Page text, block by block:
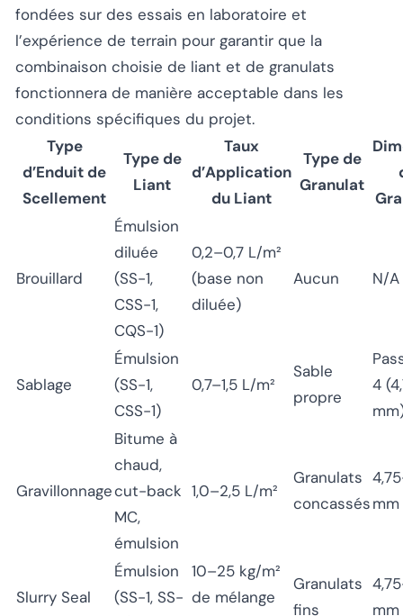
fondées sur des essais en laboratoire et
l’expérience de terrain pour garantir que la
combinaison choisie de liant et de granulats
fonctionnera de manière acceptable dans les
conditions spécifiques du projet.
Type
d’Enduit de
Scellement
Type de
Liant
Taux
d’Application
du Liant
Type de
Granulat
Brouillard
Émulsion
diluée
(SS-1,
CSS-1,
CQS-1)
0,2–0,7 L/m²
(base non
diluée)
Aucun N/A
Sablage
Émulsion
(SS-1,
CSS-1)
0,7–1,5 L/m²
Sable
propre
4
Gravillonnage
Bitume à
chaud,
cut-back
MC,
émulsion
1,0–2,5 L/m²
Granulats
concassésmm
Slurry Seal
Émulsion
(SS-1, SS-
10–25 kg/m²
de mélange
Granulats
fins
mm